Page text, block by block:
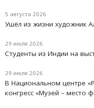
5 августа 2026
Ушёл из жизни художник
29 июля 2026
Студенты из Индии на
29 июля 2026
В Национальном центре
конгресс «Музей – место